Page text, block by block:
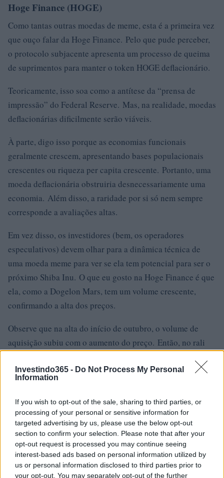
Investindo365 - Do Not Process My Personal
Information
If you wish to opt-out of the sale, sharing to third parties, or
processing of your personal or sensitive information for
targeted advertising by us, please use the below opt-out
section to confirm your selection. Please note that after your
opt-out request is processed you may continue seeing
interest-based ads based on personal information utilized by
us or personal information disclosed to third parties prior to
your opt-out. You may separately opt-out of the further
Hoge Finance (HOGE)
Como tantas outras moedas de meme, esta é a primeira vez
que ouço falar da Hoge Finance. Pelo que pude perceber,
o protocolo subjacente apresenta um processo de queima
de suprimentos para manter o token HOGE deflacionário.
Teoricamente, isso soa como a antítese da “prensa de
impressão” do Federal Reserve. Mas, na realidade, moedas
deflacionárias dificilmente serão viáveis.
À parte, digo isso porque as economias funcionais
geralmente crescem, apresentando bases populacionais
crescentes ou riqueza per capita crescente. Portanto, uma
moeda deflacionária obstruiria desnecessariamente uma
economia. Além disso, a raridade por si só nem sempre
corresponde a avaliações altas.
Em vez disso, os investidores (bem, os operadores
especulativos) devem olhar para a dinâmica técnica de
uma moeda meme para ver se ela tem potencial para ser o
próximo Shiba Inu. O que eu gosto na Hoge Finance é que
ela, como a Dogelon Mars, tem um volume crescente,
confirmando a alta dos preços.
Observe que na alta do início de outubro, o volume de
aquisição subiu com o aumento do preço. Então, no rali
volume se expandiu substancialmente. Essa é a lógica que
que é possivelmente o próximo Shiba Inu.
Tiger King (TKING)
Outra moeda de meme deflacionária, Tiger King leva o
nome de um reality show de mesmo nome. O personagem
principal do show, Joe Exotic, endossou o token Tiger